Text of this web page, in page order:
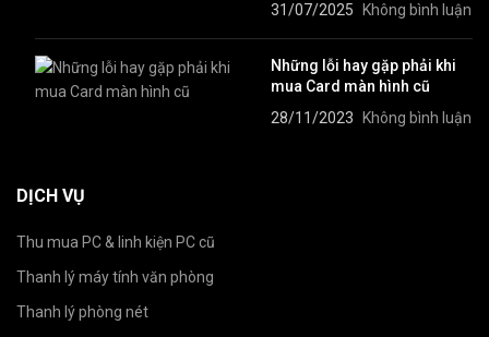
31/07/2025
Không bình luận
Những lỗi hay gặp phải khi
mua Card màn hình cũ
28/11/2023
Không bình luận
DỊCH VỤ
Thu mua PC & linh kiện PC cũ
Thanh lý máy tính văn phòng
Thanh lý phòng nét